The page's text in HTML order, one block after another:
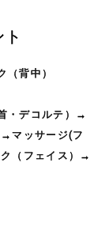
背中）
・デコルテ）→
マッサージ(フ
（フェイス）→